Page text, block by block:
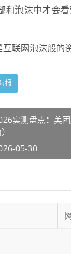
泡沫中才会
网泡沫般的
报
实测盘点：美
05-30